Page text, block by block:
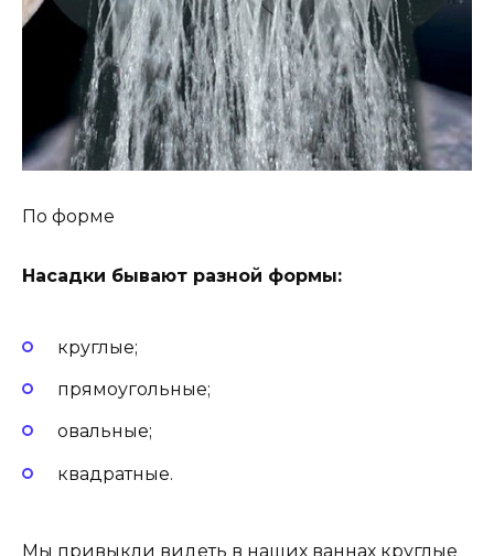
По форме
Насадки бывают разной формы:
круглые;
прямоугольные;
овальные;
квадратные.
Мы привыкли видеть в наших ваннах круглые